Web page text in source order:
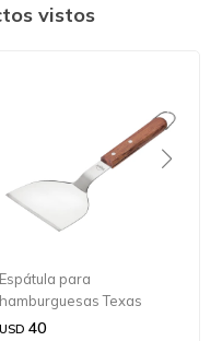
vistos
Espátula para
hamburguesas Texas
Kuchenprofi
USD 40